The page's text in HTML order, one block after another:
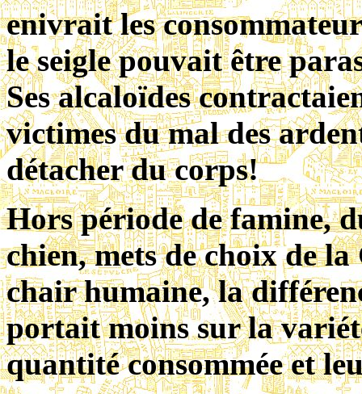
enivrait les
le seigle pouvait être
Ses alcaloïdes
victimes du mal des
détacher du corps!
Hors période de famine,
chien, mets de choix de
chair humaine, la
portait moins sur la
quantité consommée et